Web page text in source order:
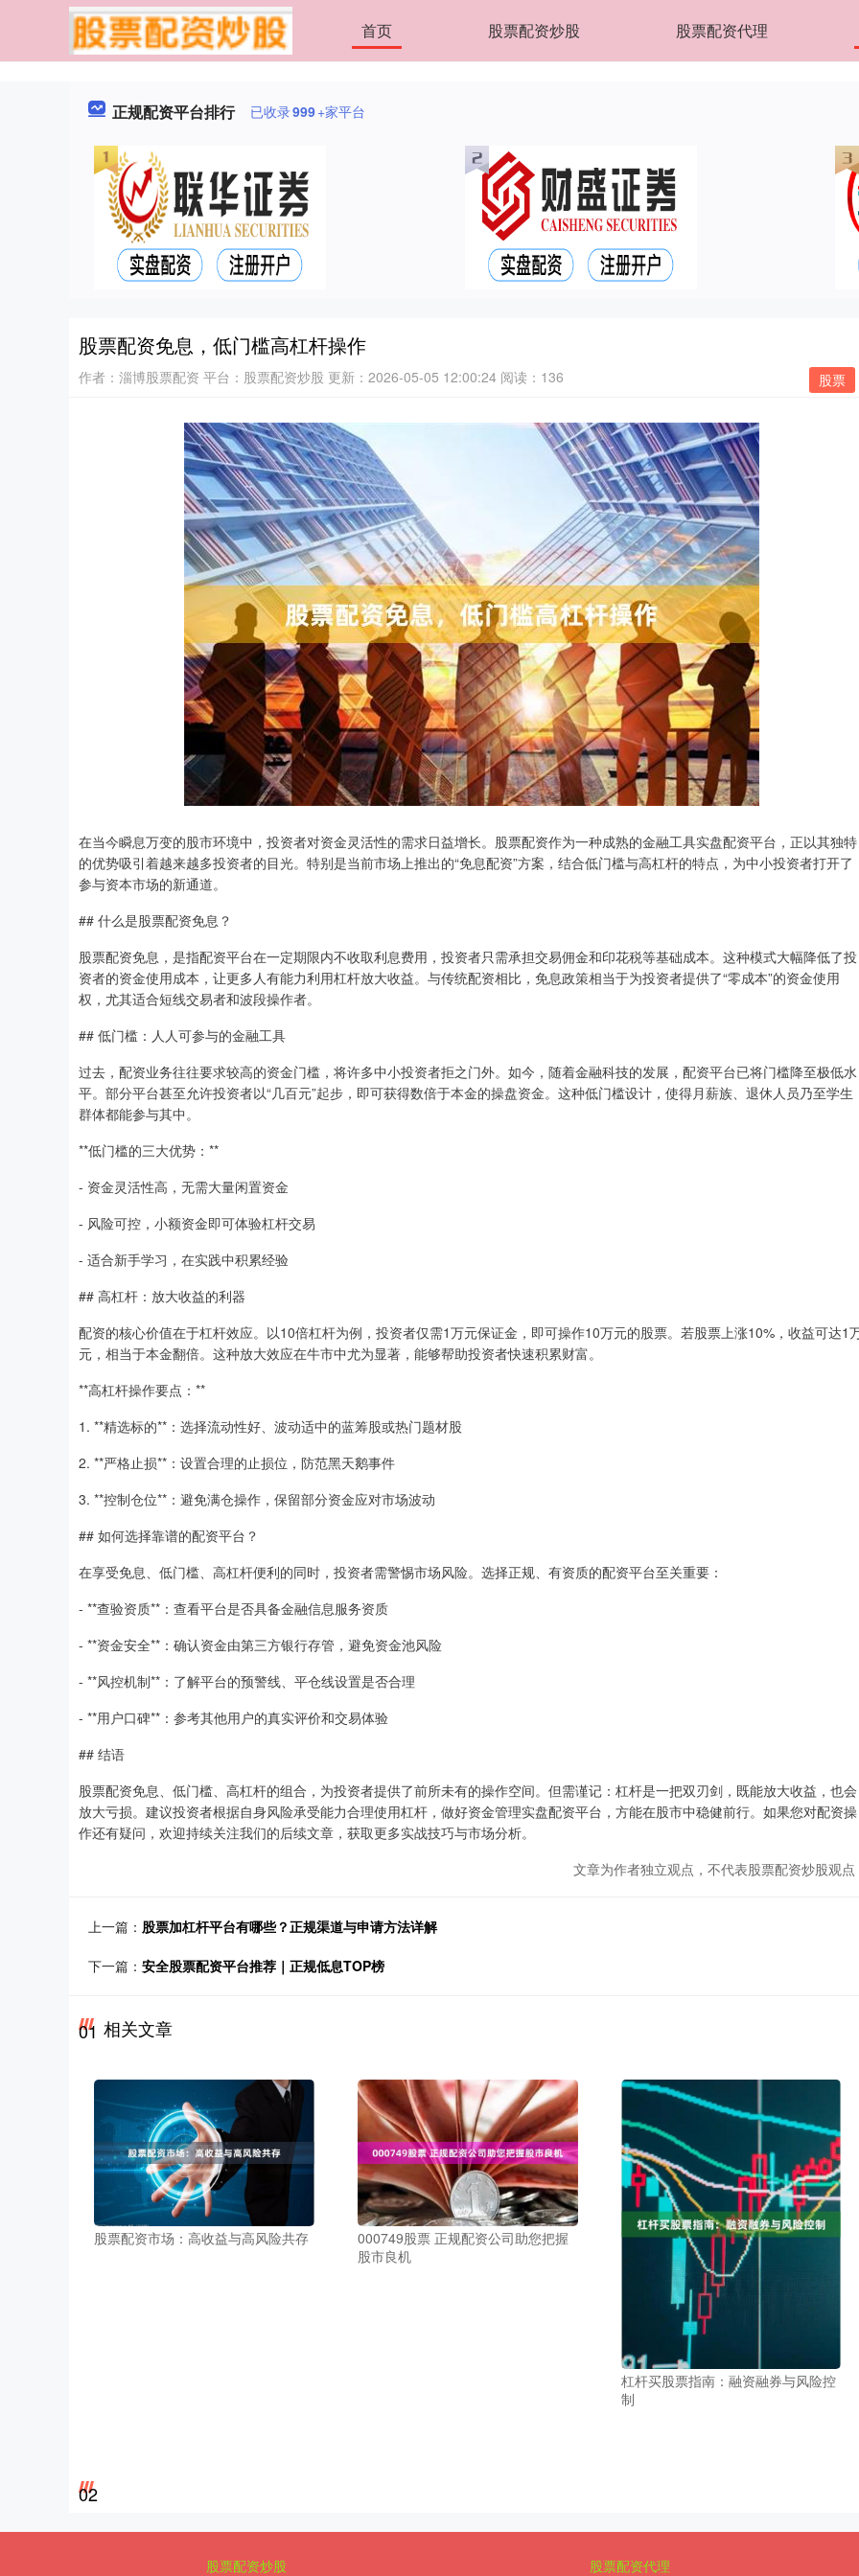
首页 股票配资炒股 股票配资代理
正规配资平台排行 已收录999+家平台
股票配资免息，低门槛高杠杆操作
股票
作者：淄博股票配资 平台：股票配资炒股 更新：2026-05-05 12:00:24 阅读：136
在当今瞬息万变的股市环境中，投资者对资金灵活性的需求日益增长。股票配资作为一种成熟的金融工具实盘配资平台，正以其独特
的优势吸引着越来越多投资者的目光。特别是当前市场上推出的“免息配资”方案，结合低门槛与高杠杆的特点，为中小投资者打开了
参与资本市场的新通道。
## 什么是股票配资免息？
股票配资免息，是指配资平台在一定期限内不收取利息费用，投资者只需承担交易佣金和印花税等基础成本。这种模式大幅降低了投
资者的资金使用成本，让更多人有能力利用杠杆放大收益。与传统配资相比，免息政策相当于为投资者提供了“零成本”的资金使用
权，尤其适合短线交易者和波段操作者。
## 低门槛：人人可参与的金融工具
过去，配资业务往往要求较高的资金门槛，将许多中小投资者拒之门外。如今，随着金融科技的发展，配资平台已将门槛降至极低水
平。部分平台甚至允许投资者以“几百元”起步，即可获得数倍于本金的操盘资金。这种低门槛设计，使得月薪族、退休人员乃至学生
群体都能参与其中。
**低门槛的三大优势：**
- 资金灵活性高，无需大量闲置资金
- 风险可控，小额资金即可体验杠杆交易
- 适合新手学习，在实践中积累经验
## 高杠杆：放大收益的利器
配资的核心价值在于杠杆效应。以10倍杠杆为例，投资者仅需1万元保证金，即可操作10万元的股票。若股票上涨10%，收益可达1
元，相当于本金翻倍。这种放大效应在牛市中尤为显著，能够帮助投资者快速积累财富。
**高杠杆操作要点：**
1. **精选标的**：选择流动性好、波动适中的蓝筹股或热门题材股
2. **严格止损**：设置合理的止损位，防范黑天鹅事件
3. **控制仓位**：避免满仓操作，保留部分资金应对市场波动
## 如何选择靠谱的配资平台？
在享受免息、低门槛、高杠杆便利的同时，投资者需警惕市场风险。选择正规、有资质的配资平台至关重要：
- **查验资质**：查看平台是否具备金融信息服务资质
- **资金安全**：确认资金由第三方银行存管，避免资金池风险
- **风控机制**：了解平台的预警线、平仓线设置是否合理
- **用户口碑**：参考其他用户的真实评价和交易体验
## 结语
股票配资免息、低门槛、高杠杆的组合，为投资者提供了前所未有的操作空间。但需谨记：杠杆是一把双刃剑，既能放大收益，也会
放大亏损。建议投资者根据自身风险承受能力合理使用杠杆，做好资金管理实盘配资平台，方能在股市中稳健前行。如果您对配资操
作还有疑问，欢迎持续关注我们的后续文章，获取更多实战技巧与市场分析。
文章为作者独立观点，不代表股票配资炒股观点
上一篇： 股票加杠杆平台有哪些？正规渠道与申请方法详解
下一篇： 安全股票配资平台推荐｜正规低息TOP榜
01 相关文章
股票配资市场：高收益与高风险共存
000749股票 正规配资公司助您把握
股市良机
杠杆买股票指南：融资融券与风险控
制
02
股票配资炒股 股票配资代理